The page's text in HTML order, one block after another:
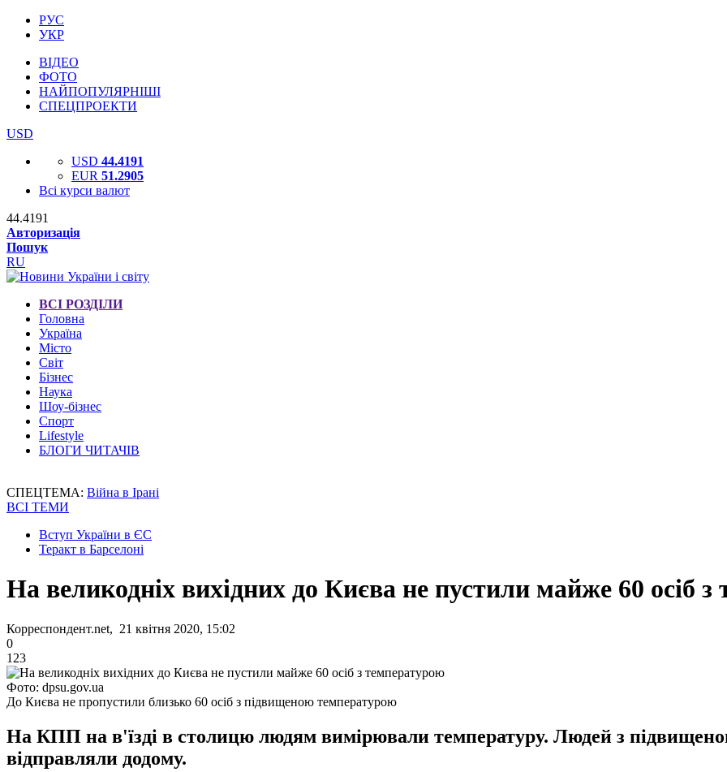
РУС
УКР
ВІДЕО
ФОТО
НАЙПОПУЛЯРНІШІ
СПЕЦПРОЕКТИ
USD
USD 44.4191
EUR 51.2905
Всі курси валют
44.4191
Авторизація
Пошук
RU
ВСІ РОЗДІЛИ
Головна
Україна
Місто
Світ
Бізнес
Наука
Шоу-бізнес
Спорт
Lifestyle
БЛОГИ ЧИТАЧІВ
СПЕЦТЕМА: Війна в Ірані
ВСІ ТЕМИ
Вступ України в ЄС
Теракт в Барселоні
На великодніх вихідних до Києва не пустили майже 60 осіб
Корреспондент.net, 21 квітня 2020, 15:02
0
123
Фото: dpsu.gov.ua
До Києва не пропустили близько 60 осіб з підвищеною температурою
На КПП на в'їзді в столицю людям вимірювали температуру. Людей з
відправляли додому.